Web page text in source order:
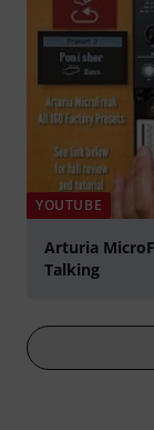
YOUTUBE
Arturia
Talking